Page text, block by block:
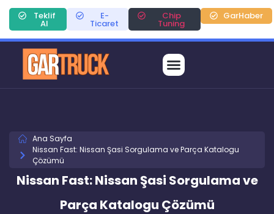
Teklif
Al
E-
Ticaret
Chip
Tuning
GarHaber
Ana Sayfa
Nissan Fast: Nissan Şasi Sorgulama ve Parça Katalogu
Çözümü
Nissan Fast: Nissan Şasi Sorgulama ve
Parça Katalogu Çözümü